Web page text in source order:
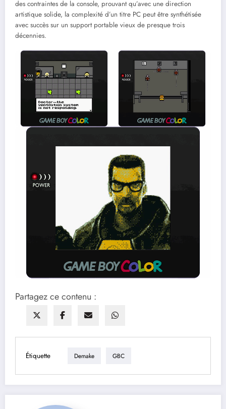
des contraintes de la console, prouvant qu’avec une direction
artistique solide, la complexité d’un titre PC peut être synthétisée
avec succès sur un support portable vieux de presque trois
décennies.
Partagez ce contenu :
Étiquette Demake GBC